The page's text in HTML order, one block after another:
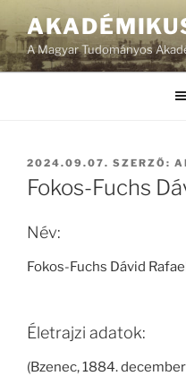
A Magyar Tudományos
BEKÜLDVE:
2024.09.07. SZERZŐ:
Fokos-Fuchs
Név:
Fokos-Fuchs Dávid
Életrajzi adatok:
(Bzenec, 1884.